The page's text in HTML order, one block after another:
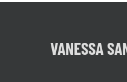
VANESSA